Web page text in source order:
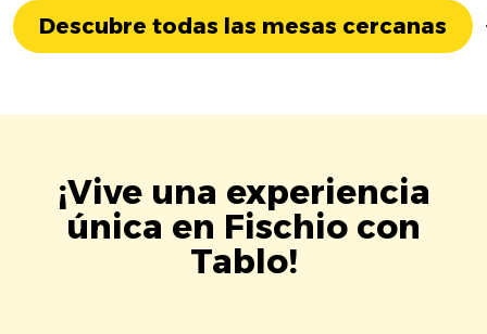
Descubre todas las mesas cercanas
¡Vive una experiencia
única en Fischio con
Tablo!